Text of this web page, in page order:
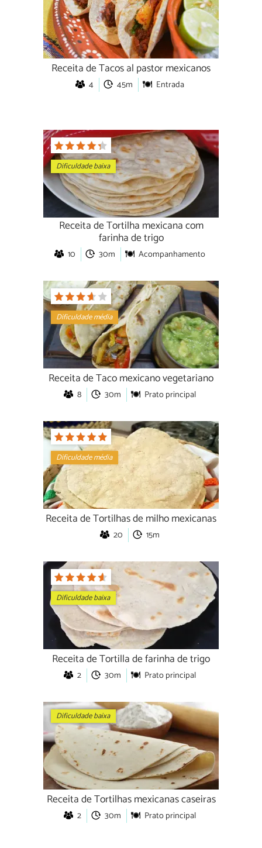
Receita de Tacos al pastor mexicanos
4 45m Entrada
Dificuldade baixa
Receita de Tortilha mexicana com
farinha de trigo
10 30m Acompanhamento
Dificuldade média
Receita de Taco mexicano vegetariano
8 30m Prato principal
Dificuldade média
Receita de Tortilhas de milho mexicanas
20 15m
Dificuldade baixa
Receita de Tortilla de farinha de trigo
2 30m Prato principal
Dificuldade baixa
Receita de Tortilhas mexicanas caseiras
2 30m Prato principal